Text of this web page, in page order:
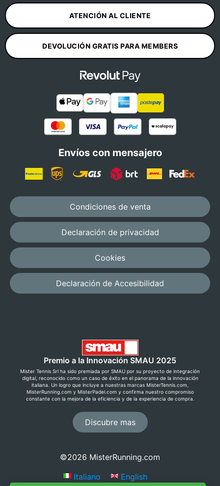
ATENCIÓN AL CLIENTE
DEVOLUCIÓN GRATIS PARA MEMBERS
Envíos con mensajero
Condiciones de venta
Declaración de privacidad
Cookies
Declaración de Accesibilidad
Premio a la Innovación SMAU 2025
Mister Tennis Srl ha sido premiada por SMAU por su proyecto de integración
digital, reconocido como un caso de éxito en el panorama de la innovación
italiana. Un logro que incluye a nuestras marcas MisterTennis.com,
MisterRunning.com y MisterPadel.com y confirma nuestro compromiso
constante con la mejora de la eficiencia y de la experiencia de compra.
Discubre mas
©2026 MisterRunning.com
Italiano
English
Club!
precios exclusivos, devolución gratuita y muchas